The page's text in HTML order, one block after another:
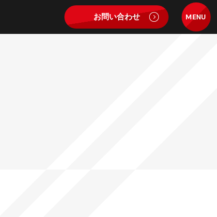
お問い合わせ MENU